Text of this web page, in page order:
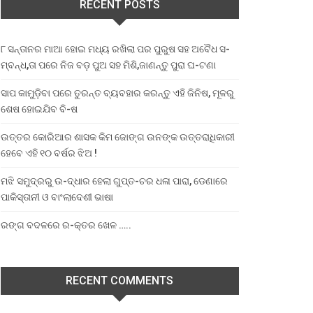
RECENT POSTS
୮ ସନ୍ତାନର ମାଆ ହୋଇ ମଧ୍ୟ ରଖିଲା ପର ପୁରୁଷ ସହ ଅବୈଧ ସ-
ମ୍ବନ୍ଧ,ତା ପରେ ନିଜ ବଡ଼ ପୁଅ ସହ ମିଶି,ଜାଣନ୍ତୁ ପୁରା ଘ-ଟଣା
ସାପ କାମୁଡ଼ିବା ପରେ ତୁରନ୍ତ ବ୍ୟବହାର କରନ୍ତୁ ଏହି ଜିନିଷ, ମୂଳରୁ
ଶେଷ ହୋଇଯିବ ବି-ଷ
ଉତ୍ତର କୋରିଆର ଶାସକ କିମ ଜୋଙ୍ଗ ଉନଙ୍କ ଉତ୍ତରାଧିକାରୀ
ହେବେ ଏହି ୧୦ ବର୍ଷର ଝିଅ !
ମଝି ସମୁଦ୍ରରୁ ଉ-ଦ୍ଧାର ହେଲା ଗୁପ୍ତ-ଚର ଧଳା ପାରା, ଡେଣାରେ
ପାକିସ୍ତାନୀ ଓ ବାଂଲାଦେଶୀ ଭାଷା
ରଙ୍ଗ ବଦଳରେ ର-କ୍ତର ଖେଳ …..
RECENT COMMENTS